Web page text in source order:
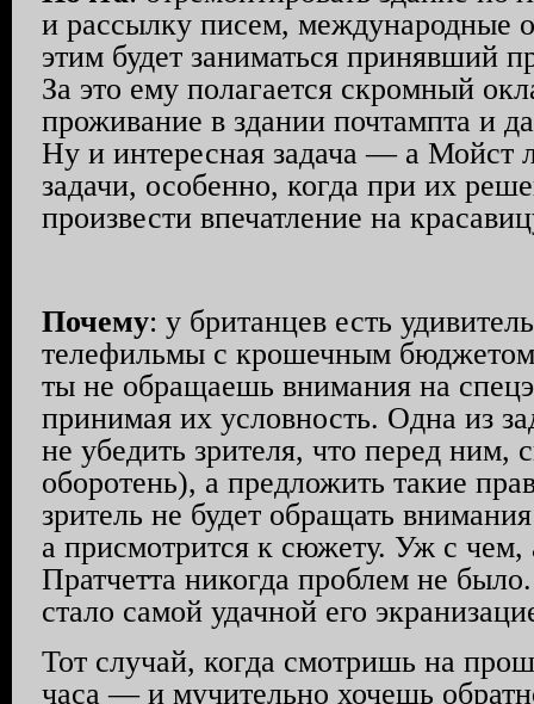
и рассылку писем, международные
этим будет заниматься принявший
За это ему полагается скромный
проживание в здании почтампта и
Ну и интересная задача — а Мойст
задачи, особенно, когда при их
произвести впечатление на
Почему: у британцев есть
телефильмы с крошечным бюджетом
ты не обращаешь внимания на
принимая их условность. Одна из
не убедить зрителя, что перед ним,
оборотень), а предложить такие
зритель не будет обращать
а присмотрится к сюжету. Уж с
Пратчетта никогда проблем не
стало самой удачной его
Тот случай, когда смотришь на
часа — и мучительно хочешь